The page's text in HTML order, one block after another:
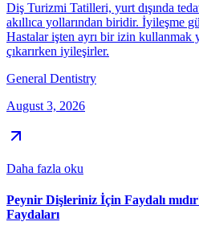
Diş Turizmi Tatilleri, yurt dışında
akıllıca yollarından biridir. İyileşme
Hastalar işten ayrı bir izin kullanmak
çıkarırken iyileşirler.
General Dentistry
August 3, 2026
Daha fazla oku
Peynir Dişleriniz İçin Faydalı
Faydaları